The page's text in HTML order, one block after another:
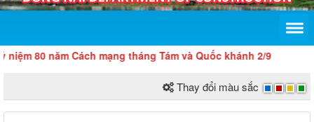
năm Cách mạng tháng Tám và Quốc khánh 2/9
Thay đổi màu sắc